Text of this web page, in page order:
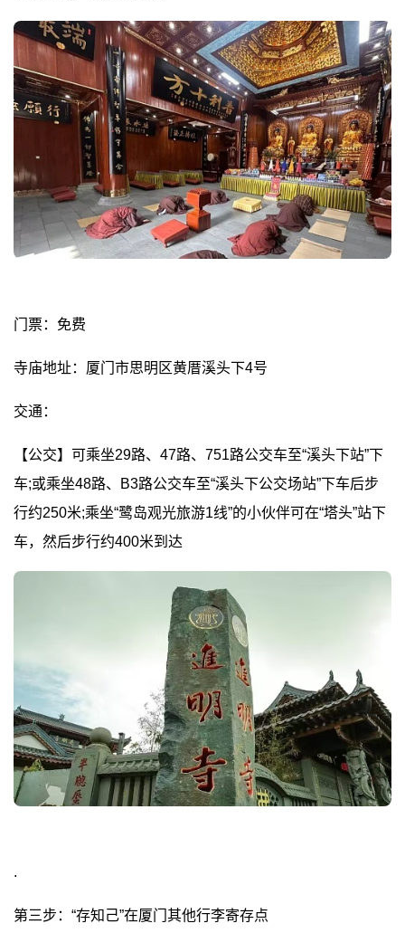
门票：免费
寺庙地址：厦门市思明区黄厝溪头下4号
交通：
【公交】可乘坐29路、47路、751路公交车至“溪头下站”下
车;或乘坐48路、B3路公交车至“溪头下公交场站”下车后步
行约250米;乘坐“鹭岛观光旅游1线”的小伙伴可在“塔头”站下
车，然后步行约400米到达
.
第三步：“存知己”在厦门其他行李寄存点